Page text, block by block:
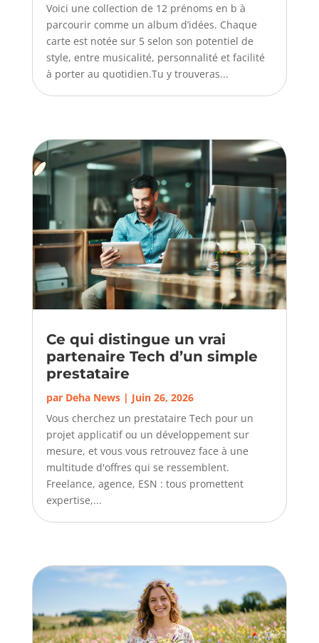
Voici une collection de 12 prénoms en b à
parcourir comme un album d’idées. Chaque
carte est notée sur 5 selon son potentiel de
style, entre musicalité, personnalité et facilité
à porter au quotidien.Tu y trouveras...
Ce qui distingue un vrai
partenaire Tech d’un simple
prestataire
par Deha News| Juin 26, 2026
Vous cherchez un prestataire Tech pour un
projet applicatif ou un développement sur
mesure, et vous vous retrouvez face à une
multitude d'offres qui se ressemblent.
Freelance, agence, ESN : tous promettent
expertise,...